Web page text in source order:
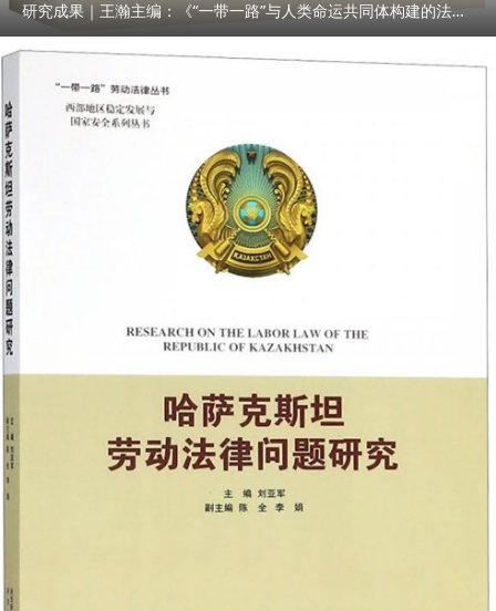
研究成果｜王瀚主编：《“一带一路”与人类命运共同体构建的法律与实践》